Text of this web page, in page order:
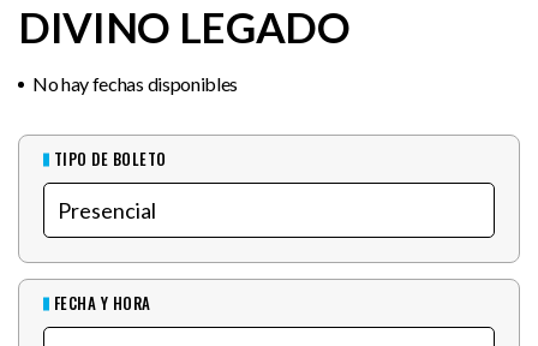
DIVINO LEGADO
No hay fechas disponibles
TIPO DE BOLETO
FECHA Y HORA